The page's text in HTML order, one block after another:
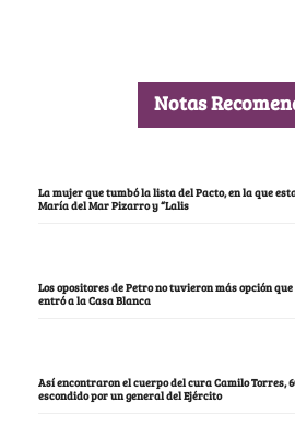
Notas
La mujer que tumbó la lista del Pacto, en la que
María del Mar Pizarro y “Lalis
Los opositores de Petro no tuvieron más opción
entró a la Casa Blanca
Así encontraron el cuerpo del cura Camilo Torres,
escondido por un general del Ejército